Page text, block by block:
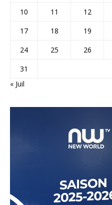
10
11 12
17
18 19
24
25 26
31
« Juil